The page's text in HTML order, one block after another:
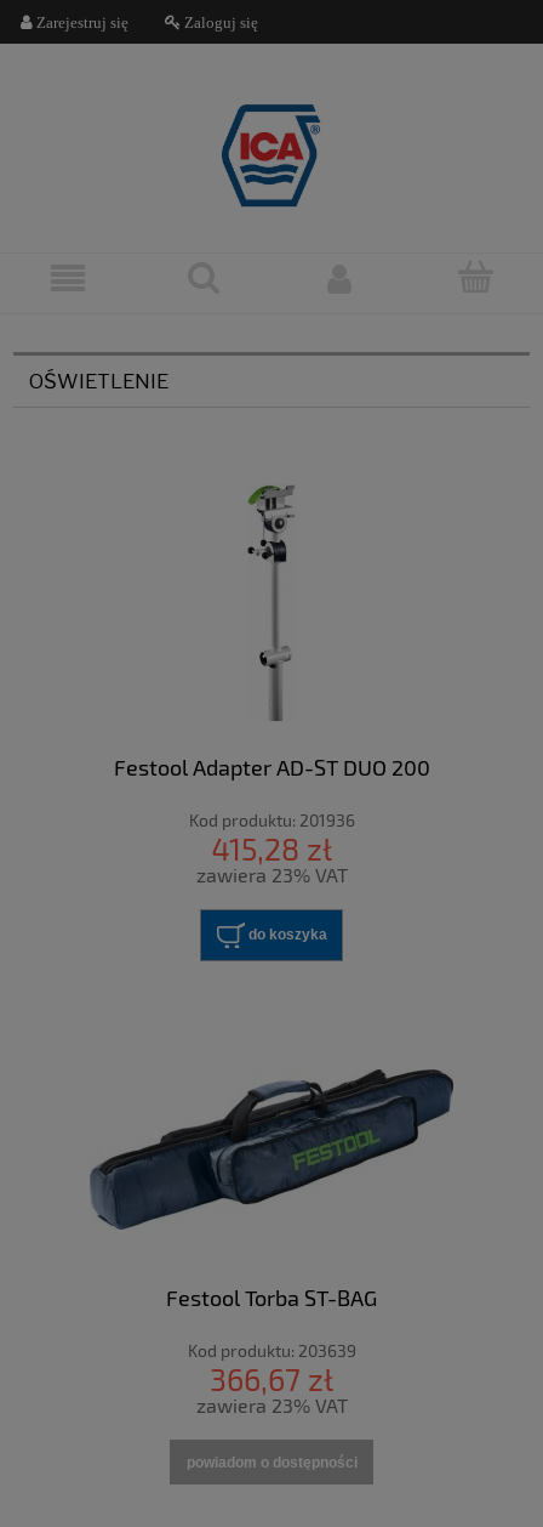
Zarejestruj się Zaloguj się
OŚWIETLENIE
Festool Adapter AD-ST DUO 200
Kod produktu: 201936
415,28 zł
zawiera 23% VAT
do koszyka
Festool Torba ST-BAG
Kod produktu: 203639
366,67 zł
zawiera 23% VAT
powiadom o dostępności